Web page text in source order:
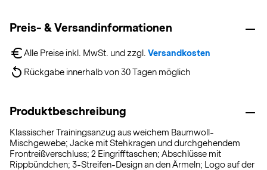
Preis- & Versandinformationen
Alle Preise inkl. MwSt. und zzgl. Versandkosten
Rückgabe innerhalb von 30 Tagen möglich
Produktbeschreibung
Klassischer Trainingsanzug aus weichem Baumwoll-
Mischgewebe; Jacke mit Stehkragen und durchgehendem
Frontreißverschluss; 2 Eingrifftaschen; Abschlüsse mit
Rippbündchen; 3-Streifen-Design an den Ärmeln; Logo auf der